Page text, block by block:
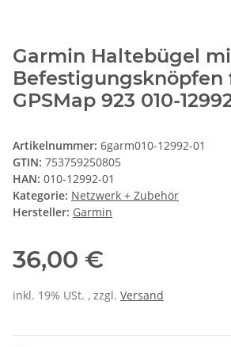
Garmin Haltebügel
Befestigungsknöpfen
GPSMap 923 010-
Artikelnummer: 6garm010-12992-01
GTIN: 753759250805
HAN: 010-12992-01
Kategorie: Netzwerk + Zubehör
Hersteller: Garmin
36,00 €
inkl. 19% USt. , zzgl. Versand